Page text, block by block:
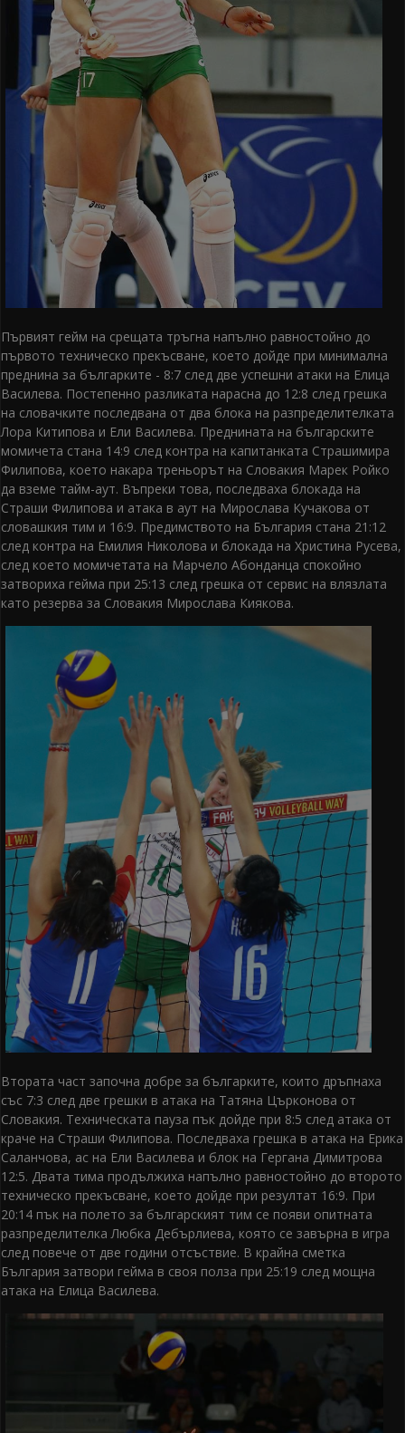
Първият гейм на срещата тръгна напълно равностойно до
първото техническо прекъсване, което дойде при минимална
преднина за българките - 8:7 след две успешни атаки на Елица
Василева. Постепенно разликата нарасна до 12:8 след грешка
на словачките последвана от два блока на разпределителката
Лора Китипова и Ели Василева. Преднината на българските
момичета стана 14:9 след контра на капитанката Страшимира
Филипова, което накара треньорът на Словакия Марек Ройко
да вземе тайм-аут. Въпреки това, последваха блокада на
Страши Филипова и атака в аут на Мирослава Кучакова от
словашкия тим и 16:9. Предимството на България стана 21:12
след контра на Емилия Николова и блокада на Христина Русева,
след което момичетата на Марчело Абонданца спокойно
затвориха гейма при 25:13 след грешка от сервис на влязлата
като резерва за Словакия Мирослава Киякова.
Втората част започна добре за българките, които дръпнаха
със 7:3 след две грешки в атака на Татяна Църконова от
Словакия. Техническата пауза пък дойде при 8:5 след атака от
краче на Страши Филипова. Последваха грешка в атака на Ерика
Саланчова, ас на Ели Василева и блок на Гергана Димитрова
12:5. Двата тима продължиха напълно равностойно до второто
техническо прекъсване, което дойде при резултат 16:9. При
20:14 пък на полето за българският тим се появи опитната
разпределителка Любка Дебърлиева, която се завърна в игра
след повече от две години отсъствие. В крайна сметка
България затвори гейма в своя полза при 25:19 след мощна
атака на Елица Василева.